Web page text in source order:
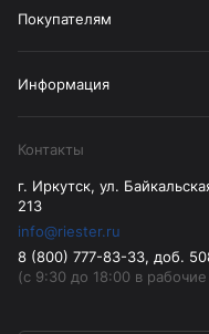
Покупателям
Информация
Контакты
г. Иркутск, ул.
213
info@riester.ru
8 (800) 777-83-33, доб.
(с 9:30 до 18:00 в